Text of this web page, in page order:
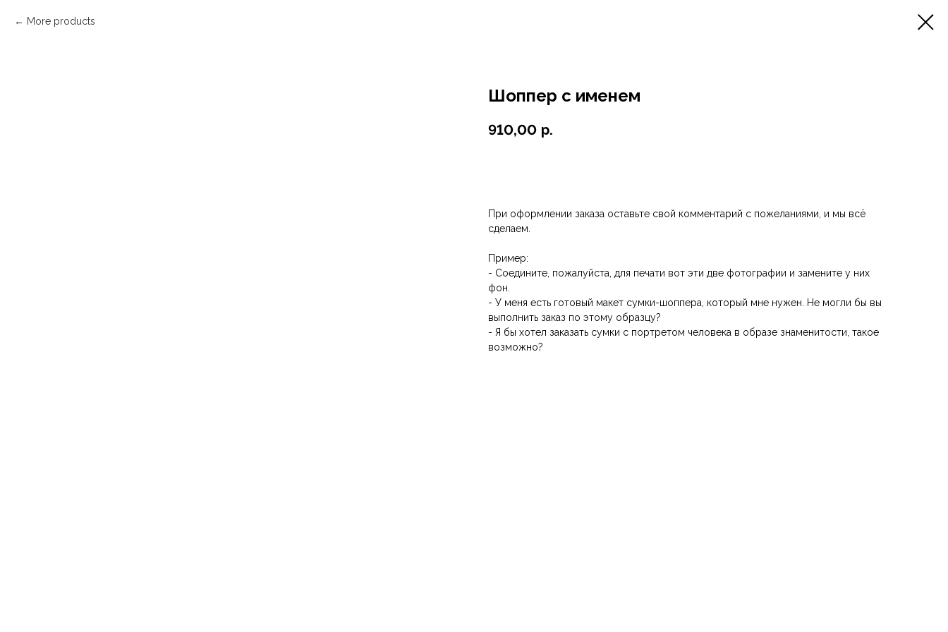
More products
Шоппер с именем
910,00 р.
При оформлении заказа оставьте свой комментарий с пожеланиями, и мы всё
сделаем.
Пример:
- Соедините, пожалуйста, для печати вот эти две фотографии и замените у них
фон.
- У меня есть готовый макет сумки-шоппера, который мне нужен. Не могли бы вы
выполнить заказ по этому образцу?
- Я бы хотел заказать сумки с портретом человека в образе знаменитости, такое
возможно?